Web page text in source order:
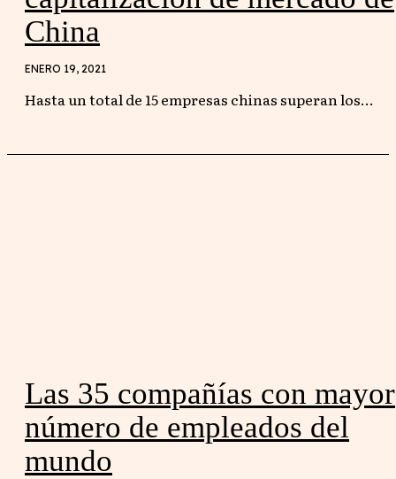
China
ENERO 19, 2021
Hasta un total de 15 empresas chinas superan los...
Las 35 compañías con mayor
número de empleados del
mundo